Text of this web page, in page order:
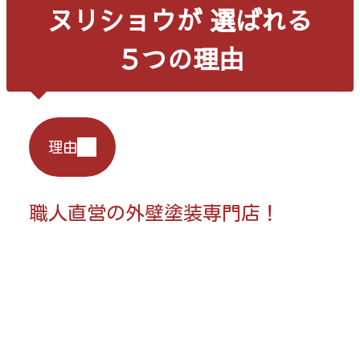
ヌリショウが 選ばれる
５つの理由
理由
職人直営の外壁塗装専門店！